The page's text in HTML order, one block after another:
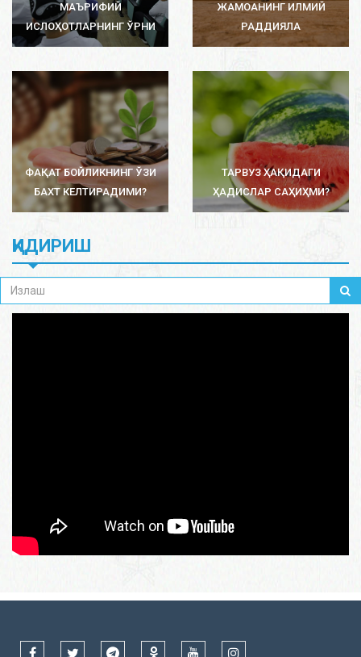
МАЪРИФИЙ
ИСЛОҲОТЛАРНИНГ ЎРНИ
ЖАМОАНИНГ ИЛМИЙ
РАДДИЯЛА
ФАҚАТ БОЙЛИКНИНГ ЎЗИ
БАХТ КЕЛТИРАДИМИ?
ТАРВУЗ ҲАҚИДАГИ
ҲАДИСЛАР САҲИҲМИ?
ҚИДИРИШ